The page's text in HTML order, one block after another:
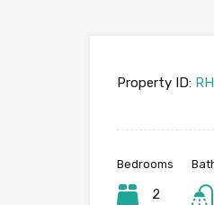
Property ID:
Bedrooms
2